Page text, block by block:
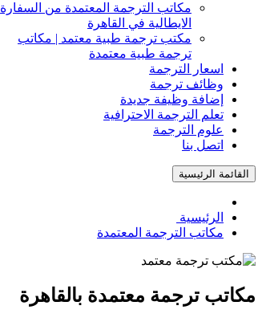
مكاتب الترجمة المعتمدة من السفارة
الايطالية في القاهرة
مكتب ترجمة طبية معتمد | مكاتب
ترجمة طبية معتمدة
اسعار الترجمة
وظائف ترجمة
إضافة وظيفة جديدة
تعلم الترجمة الاحترافية
علوم الترجمة
اتصل بنا
القائمة الرئيسية
الرئيسية
مكاتب الترجمة المعتمدة
مكاتب ترجمة معتمدة بالقاهرة